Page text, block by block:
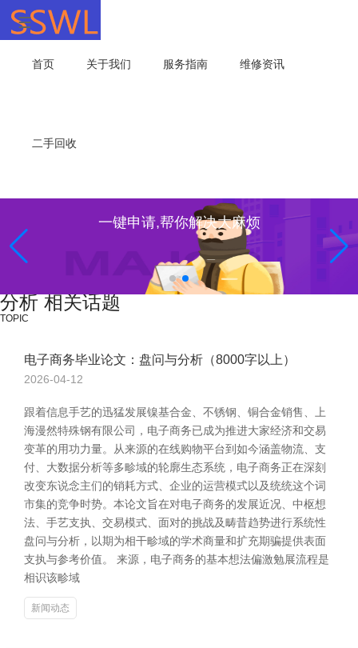
首页 关于我们 服务指南 维修资讯
二手回收
一键申请,帮你解决大麻烦
分析 相关话题
TOPIC
电子商务毕业论文：盘问与分析（8000字以上）
2026-04-12
跟着信息手艺的迅猛发展镍基合金、不锈钢、铜合金销售、上
海漫然特殊钢有限公司，电子商务已成为推进大家经济和交易
变革的用功力量。从来源的在线购物平台到如今涵盖物流、支
付、大数据分析等多畛域的轮廓生态系统，电子商务正在深刻
改变东说念主们的销耗方式、企业的运营模式以及统统这个词
市集的竞争时势。本论文旨在对电子商务的发展近况、中枢想
法、手艺支执、交易模式、面对的挑战及畴昔趋势进行系统性
盘问与分析，以期为相干畛域的学术商量和扩充期骗提供表面
支执与参考价值。 来源，电子商务的基本想法偏激勉展流程是
相识该畛域
新闻动态